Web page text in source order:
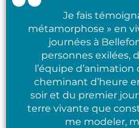
Je fais
métamorphose » en
journées à
personnes exilées,
l’équipe d’animation
cheminant d’heure
soir et du premier
terre vivante que
me modeler,